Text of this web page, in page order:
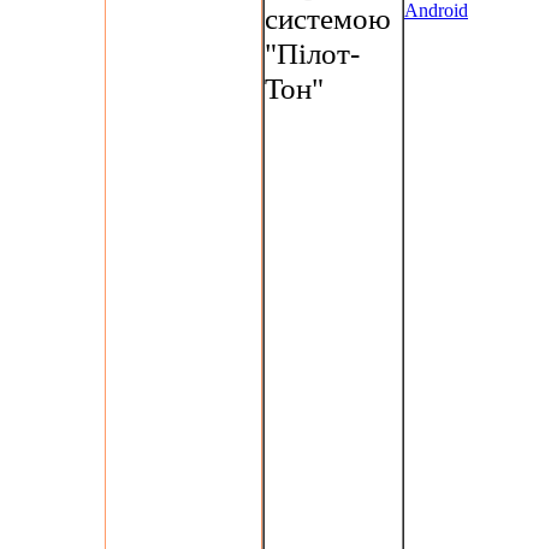
системою
"Пілот-
Тон"
Android